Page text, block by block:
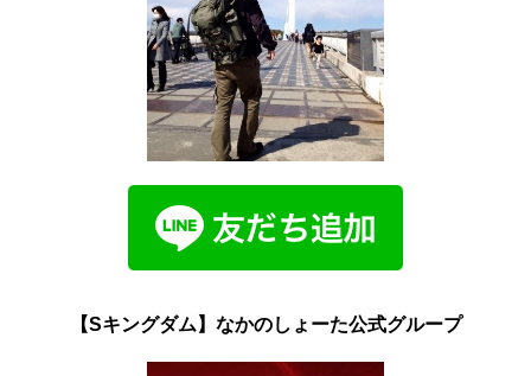
【Sキングダム】なかのしょーた公式グループ